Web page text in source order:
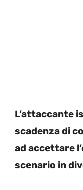
L’attaccante
scadenza di
ad accettare
scenario in